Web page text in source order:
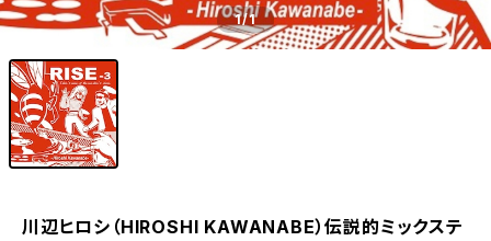
1/1
川辺ヒロシ（HIROSHI KAWANABE）伝説的ミックステ